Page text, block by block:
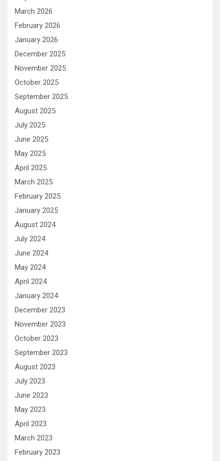
March 2026
February 2026
January 2026
December 2025
November 2025
October 2025
September 2025
August 2025
July 2025
June 2025
May 2025
April 2025
March 2025
February 2025
January 2025
August 2024
July 2024
June 2024
May 2024
April 2024
January 2024
December 2023
November 2023
October 2023
September 2023
August 2023
July 2023
June 2023
May 2023
April 2023
March 2023
February 2023